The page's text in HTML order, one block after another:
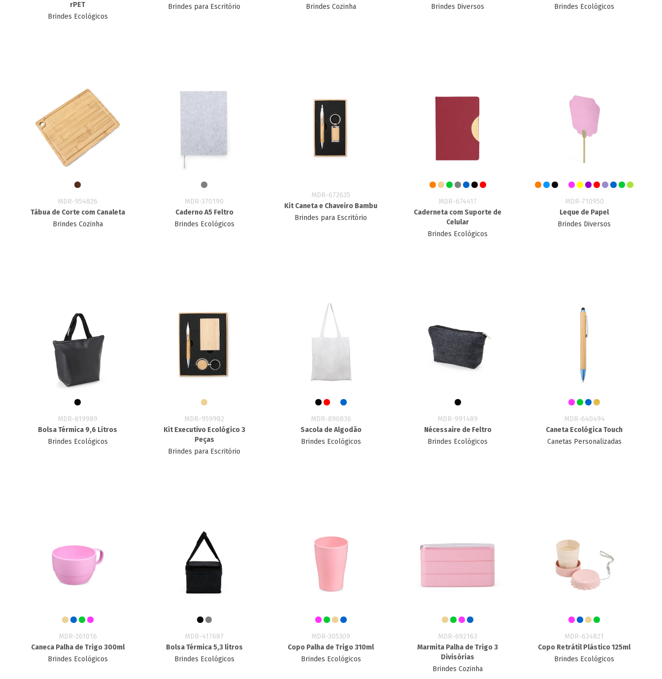
rPET
Brindes Ecológicos
Brindes para Escritório
Brindes Cozinha
Brindes Diversos
Brindes Ecológicos
MDR-954826
Tábua de Corte com Canaleta
Brindes Cozinha
MDR-370190
Caderno A5 Feltro
Brindes Ecológicos
MDR-672635
Kit Caneta e Chaveiro Bambu
Brindes para Escritório
MDR-674417
Caderneta com Suporte de
Celular
Brindes Ecológicos
MDR-710950
Leque de Papel
Brindes Diversos
MDR-619989
Bolsa Térmica 9,6 Litros
Brindes Ecológicos
MDR-959982
Kit Executivo Ecológico 3
Peças
Brindes para Escritório
MDR-890836
Sacola de Algodão
Brindes Ecológicos
MDR-991489
Nécessaire de Feltro
Brindes Ecológicos
MDR-640494
Caneta Ecológica Touch
Canetas Personalizadas
MDR-261016
Caneca Palha de Trigo 300ml
Brindes Ecológicos
MDR-417687
Bolsa Térmica 5,3 litros
Brindes Ecológicos
MDR-305309
Copo Palha de Trigo 310ml
Brindes Ecológicos
MDR-692163
Marmita Palha de Trigo 3
Divisórias
Brindes Cozinha
MDR-634821
Copo Retrátil Plástico 125ml
Brindes Ecológicos